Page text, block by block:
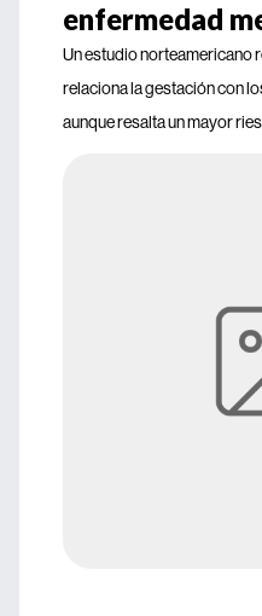
enfermedad
Un estudio norteamericano
relaciona la gestación con
aunque resalta un mayor